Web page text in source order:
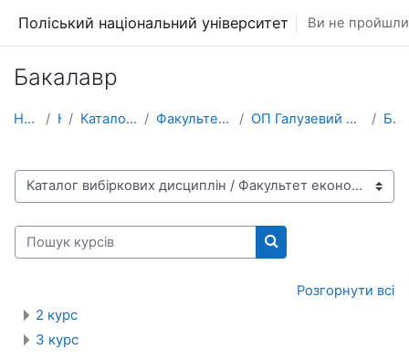
Поліський національний університет Ви не пройшли
Бакалавр
На головну Курси Каталог вибіркових дисциплін Факультет економіки та менеджменту ОП Галузевий переклад: англійська мова, німецька мова Бакалавр
Категорії курсів
Пошук курсів
Пошук курсів
Розгорнути всі
2 курс
3 курс